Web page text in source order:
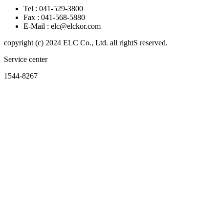
Tel : 041-529-3800
Fax : 041-568-5880
E-Mail : elc@elckor.com
copyright (c) 2024 ELC Co., Ltd. all rightS reserved.
Service center
1544-8267